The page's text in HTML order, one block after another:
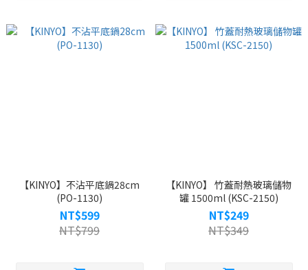
【KINYO】不沾平底鍋28cm
(PO-1130)
NT$599
NT$799
【KINYO】 竹蓋耐熱玻璃儲物
罐 1500ml (KSC-2150)
NT$249
NT$349